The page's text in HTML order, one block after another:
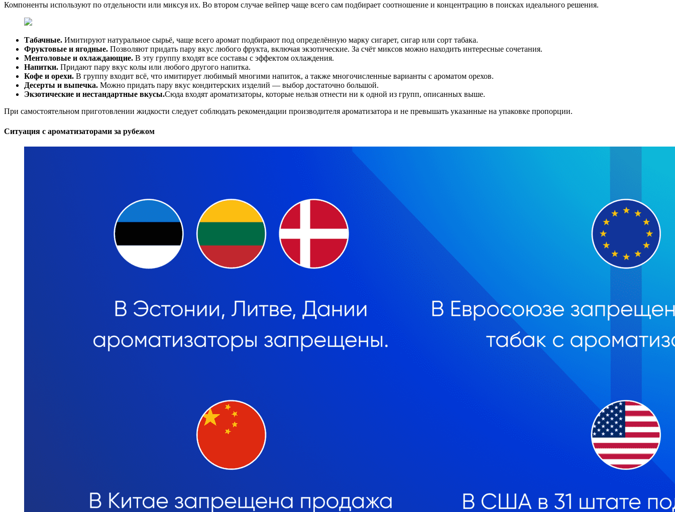
Компоненты используют по отдельности или миксуя их. Во втором случае вейпер чаще всего сам подбирает соотношение и концентрацию в поисках идеального решения.
Табачные. Имитируют натуральное сырьё, чаще всего аромат подбирают под определённую марку сигарет, сигар или сорт табака.
Фруктовые и ягодные. Позволяют придать пару вкус любого фрукта, включая экзотические. За счёт миксов можно находить интересные сочетания.
Ментоловые и охлаждающие. В эту группу входят все составы с эффектом охлаждения.
Напитки. Придают пару вкус колы или любого другого напитка.
Кофе и орехи. В группу входит всё, что имитирует любимый многими напиток, а также многочисленные варианты с ароматом орехов.
Десерты и выпечка. Можно придать пару вкус кондитерских изделий — выбор достаточно большой.
Экзотические и нестандартные вкусы.Сюда входят ароматизаторы, которые нельзя отнести ни к одной из групп, описанных выше.
При самостоятельном приготовлении жидкости следует соблюдать рекомендации производителя ароматизатора и не превышать указанные на упаковке пропорции.
Ситуация с ароматизаторами за рубежом